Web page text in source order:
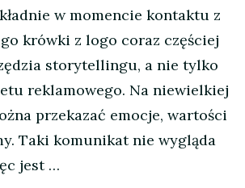
w momencie kontaktu z
krówki z logo coraz częściej
storytellingu, a nie tylko
reklamowego. Na niewielkiej
przekazać emocje, wartości
Taki komunikat nie wygląda
jest …